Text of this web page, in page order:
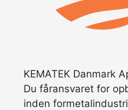
KEMATEK Danmark
Du fåransvaret for
inden